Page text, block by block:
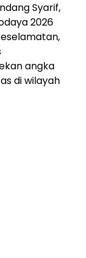
Syarif,
2026
angka
di wilayah